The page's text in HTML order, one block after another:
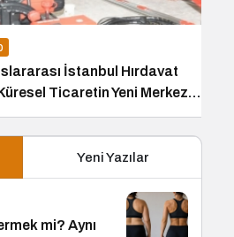
İstanbul Hırdavat
Ticaretin Yeni Merkezi
Yeni Yazılar
mi? Aynı